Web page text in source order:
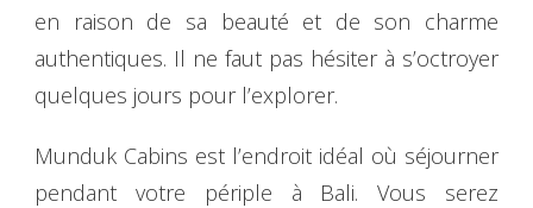
en raison de sa beauté et de son charme
authentiques. Il ne faut pas hésiter à s’octroyer
quelques jours pour l’explorer.
Munduk Cabins est l’endroit idéal où séjourner
pendant votre périple à Bali. Vous serez